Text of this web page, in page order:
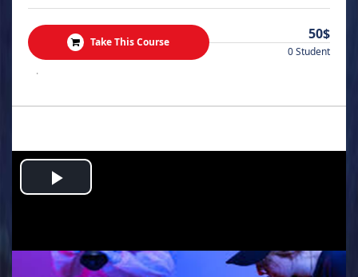
Take This Course 50$
0 Student
.
Play